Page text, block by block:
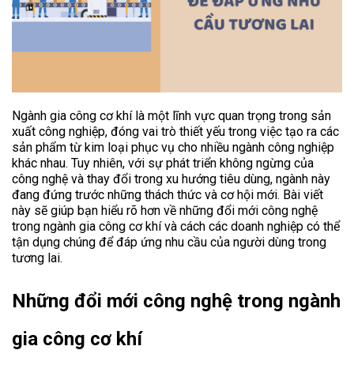
Ngành gia công cơ khí là một lĩnh vực quan trọng trong sản
xuất công nghiệp, đóng vai trò thiết yếu trong việc tạo ra các
sản phẩm từ kim loại phục vụ cho nhiều ngành công nghiệp
khác nhau. Tuy nhiên, với sự phát triển không ngừng của
công nghệ và thay đổi trong xu hướng tiêu dùng, ngành này
đang đứng trước những thách thức và cơ hội mới. Bài viết
này sẽ giúp bạn hiểu rõ hơn về những đổi mới công nghệ
trong ngành gia công cơ khí và cách các doanh nghiệp có thể
tận dụng chúng để đáp ứng nhu cầu của người dùng trong
tương lai.
Những đổi mới công nghệ trong ngành
gia công cơ khí